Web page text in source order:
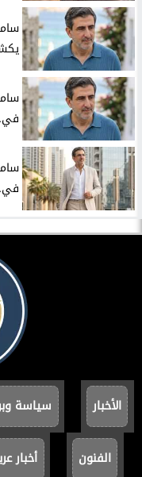
الأخبار سياسة
الفنون أخبار